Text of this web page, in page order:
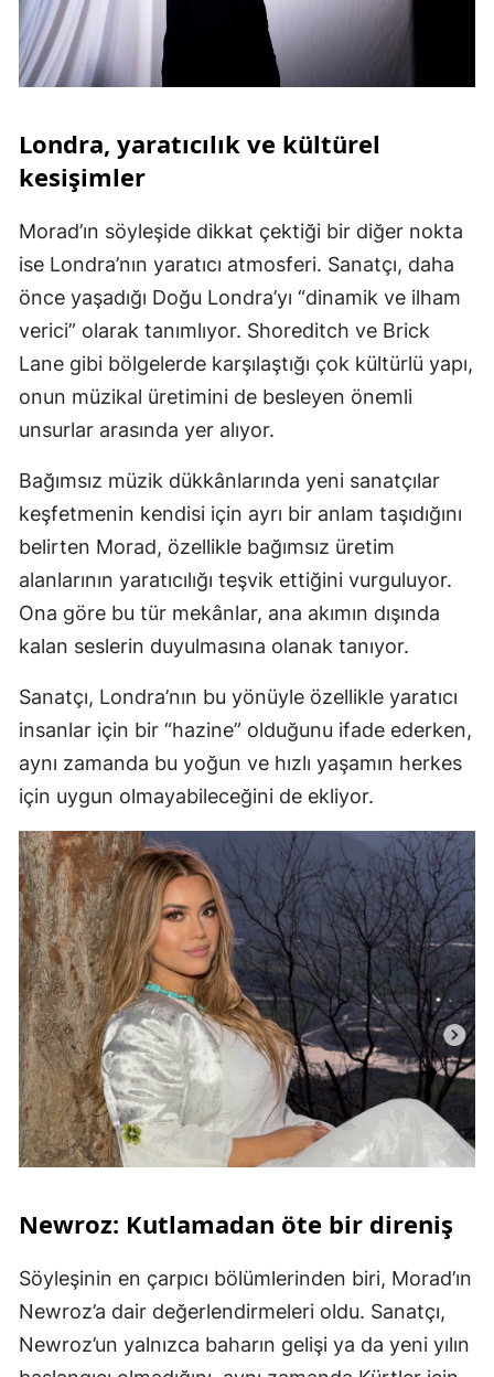
Londra, yaratıcılık ve kültürel
kesişimler
Morad’ın söyleşide dikkat çektiği bir diğer nokta
ise Londra’nın yaratıcı atmosferi. Sanatçı, daha
önce yaşadığı Doğu Londra’yı “dinamik ve ilham
verici” olarak tanımlıyor. Shoreditch ve Brick
Lane gibi bölgelerde karşılaştığı çok kültürlü yapı,
onun müzikal üretimini de besleyen önemli
unsurlar arasında yer alıyor.
Bağımsız müzik dükkânlarında yeni sanatçılar
keşfetmenin kendisi için ayrı bir anlam taşıdığını
belirten Morad, özellikle bağımsız üretim
alanlarının yaratıcılığı teşvik ettiğini vurguluyor.
Ona göre bu tür mekânlar, ana akımın dışında
kalan seslerin duyulmasına olanak tanıyor.
Sanatçı, Londra’nın bu yönüyle özellikle yaratıcı
insanlar için bir “hazine” olduğunu ifade ederken,
aynı zamanda bu yoğun ve hızlı yaşamın herkes
için uygun olmayabileceğini de ekliyor.
Newroz: Kutlamadan öte bir direniş
Söyleşinin en çarpıcı bölümlerinden biri, Morad’ın
Newroz’a dair değerlendirmeleri oldu. Sanatçı,
Newroz’un yalnızca baharın gelişi ya da yeni yılın